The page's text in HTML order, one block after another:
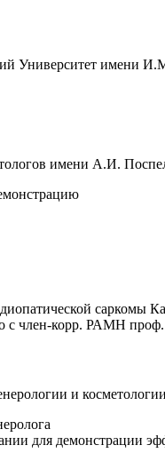
Университет имени
имени А.И.
саркомы
с член-корр. РАМН
и
для демонстрации